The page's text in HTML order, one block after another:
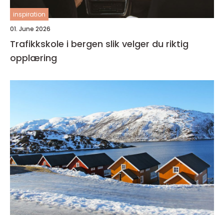
inspiration
01. June 2026
Trafikkskole i bergen slik velger du riktig
opplæring